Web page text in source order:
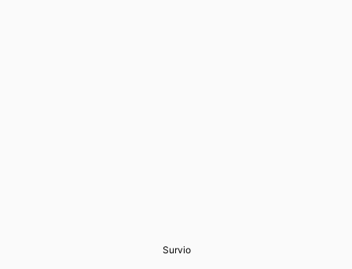
Survio